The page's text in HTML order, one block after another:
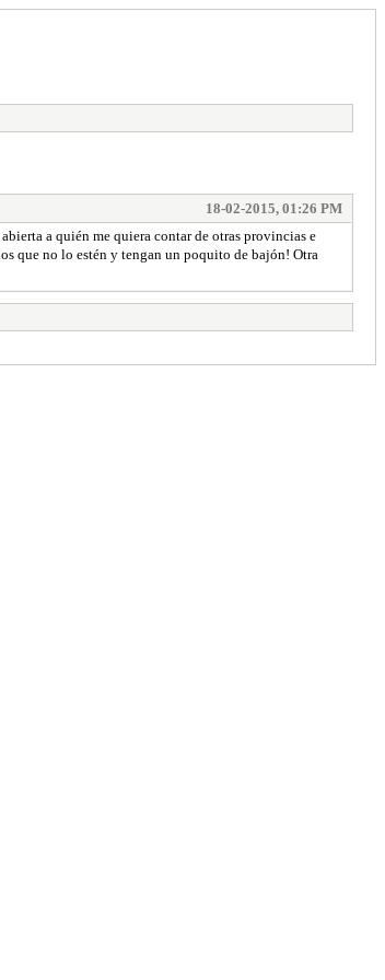
18-02-2015, 01:26 PM
a quién me quiera contar de otras provincias e
que no lo estén y tengan un poquito de bajón! Otra